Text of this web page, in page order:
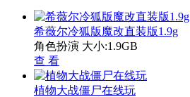
希薇尔冷狐版魔改直装版1.9g
角色扮演 大小:1.9GB
查 看
植物大战僵尸在线玩